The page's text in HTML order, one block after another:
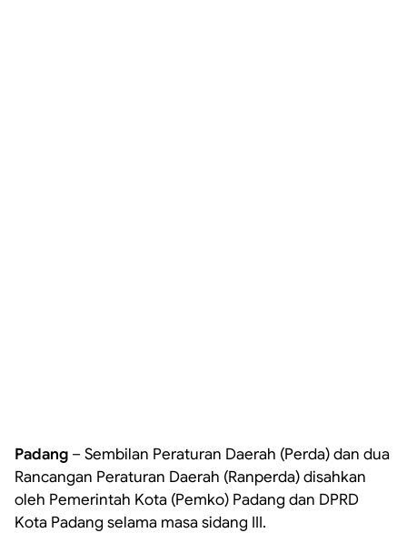
Padang – Sembilan Peraturan Daerah (Perda) dan dua
Rancangan Peraturan Daerah (Ranperda) disahkan
oleh Pemerintah Kota (Pemko) Padang dan DPRD
Kota Padang selama masa sidang III.